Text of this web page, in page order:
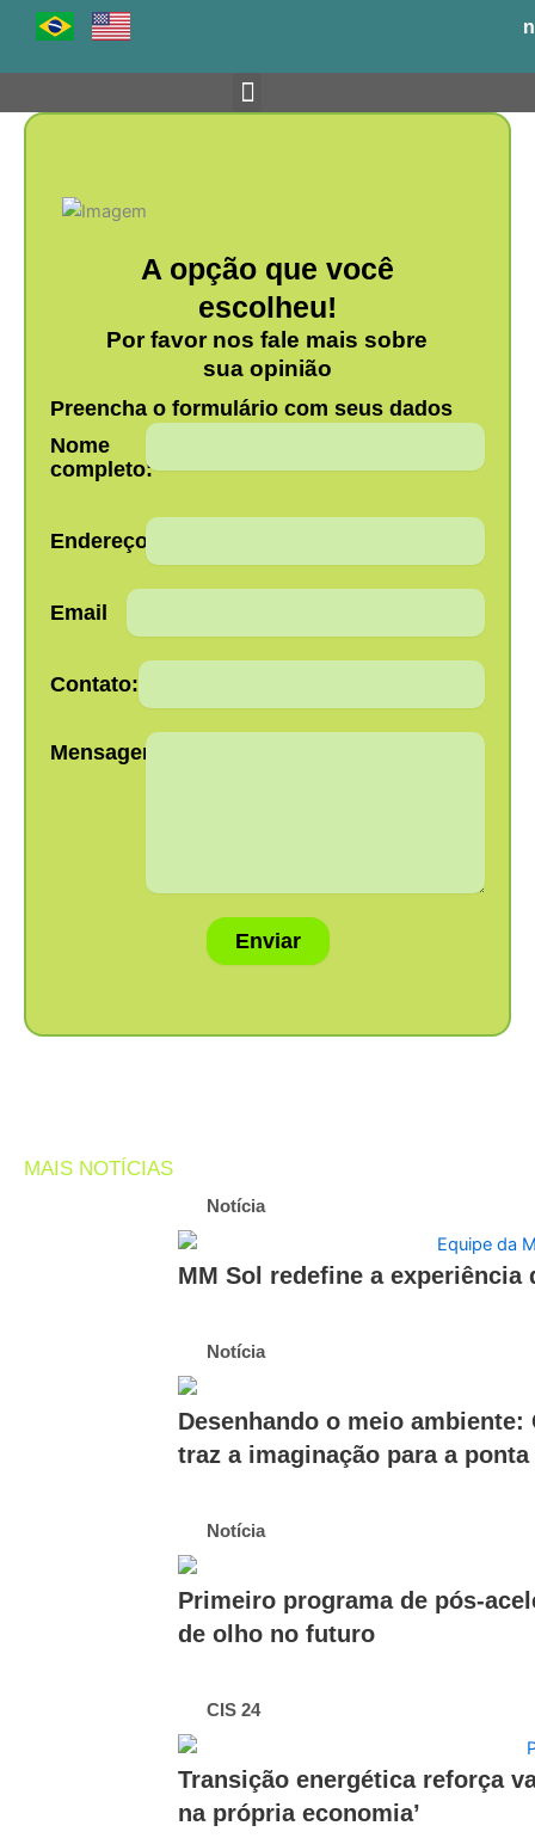
o
A opção que você
escolheu!
Por favor nos fale mais sobre
sua opinião
Preencha o formulário com seus dados
Nome
completo:
Endereço:
Email
Contato:
Mensagem:
Enviar
MAIS NOTÍCIAS
Notícia
MM Sol redefine a
Notícia
Desenhando o meio
traz a imaginação para a
Notícia
Primeiro programa de pós-
de olho no futuro
CIS 24
Transição energética reforça
na própria economia’